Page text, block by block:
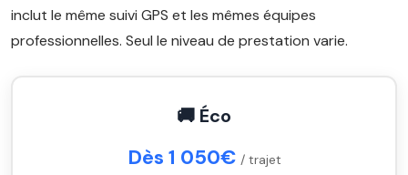
inclut le même suivi GPS et les mêmes équipes
professionnelles. Seul le niveau de prestation varie.
🚚 Éco
Dès 1 050€ / trajet